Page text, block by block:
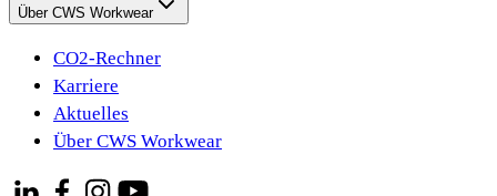
Über CWS Workwear
CO2-Rechner
Karriere
Aktuelles
Über CWS Workwear